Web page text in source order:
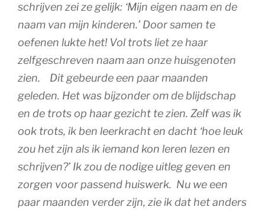
schrijven zei ze gelijk: ‘Mijn eigen naam en de
naam van mijn kinderen.’ Door samen te
oefenen lukte het! Vol trots liet ze haar
zelfgeschreven naam aan onze huisgenoten
zien. Dit gebeurde een paar maanden
geleden. Het was bijzonder om de blijdschap
en de trots op haar gezicht te zien. Zelf was ik
ook trots, ik ben leerkracht en dacht ‘hoe leuk
zou het zijn als ik iemand kon leren lezen en
schrijven?’ Ik zou de nodige uitleg geven en
zorgen voor passend huiswerk. Nu we een
paar maanden verder zijn, zie ik dat het anders